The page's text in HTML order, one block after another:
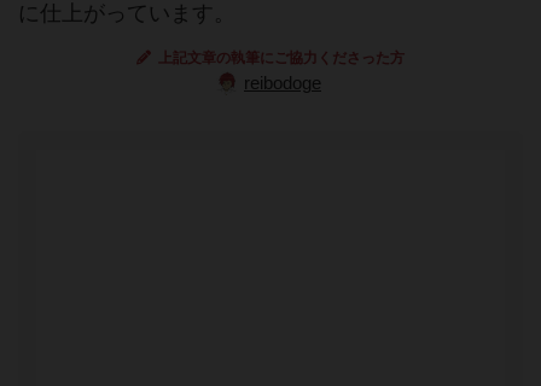
に仕上がっています。
上記文章の執筆にご協力くださった方
reibodoge